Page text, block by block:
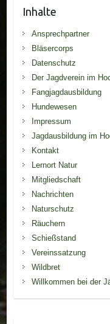
Inhalte
Ansprechpartner
Bläsercorps
Datenschutz
Der Jagdverein im
Fangjagdausbildung
Hundewesen
Impressum
Jagdausbildung im
Kontakt
Lernort Natur
Mitgliedschaft
Nachrichten
Naturschutz
Räuchern
Schießstand
Vereinssatzung
Wildbret
Willkommen bei der